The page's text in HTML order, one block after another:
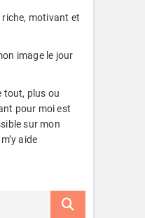
motivant et
image le jour
tout, plus ou
pour moi est
sur mon
aide